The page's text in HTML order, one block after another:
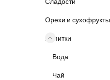
Орехи и сухофрукты
Напитки
Вода
Чай